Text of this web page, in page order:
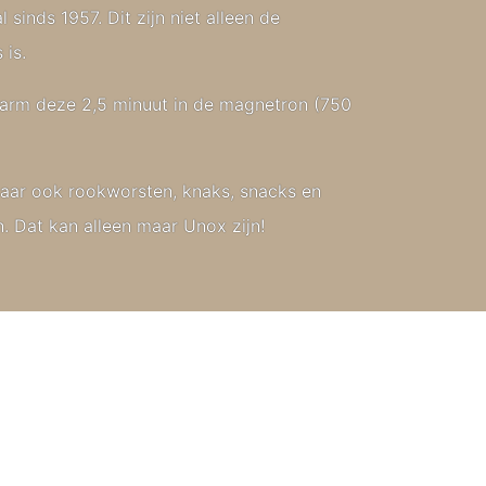
sinds 1957. Dit zijn niet alleen de
is.
deze 2,5 minuut in de magnetron (750
ook rookworsten, knaks, snacks en
Dat kan alleen maar Unox zijn!